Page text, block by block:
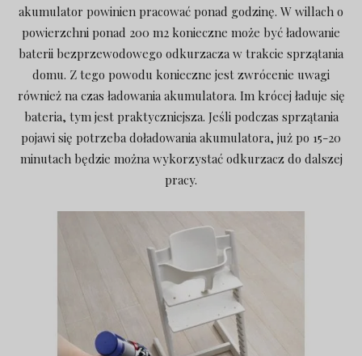
akumulator powinien pracować ponad godzinę. W willach o
powierzchni ponad 200 m2 konieczne może być ładowanie
baterii bezprzewodowego odkurzacza w trakcie sprzątania
domu. Z tego powodu konieczne jest zwrócenie uwagi
również na czas ładowania akumulatora. Im krócej ładuje się
bateria, tym jest praktyczniejsza. Jeśli podczas sprzątania
pojawi się potrzeba doładowania akumulatora, już po 15-20
minutach będzie można wykorzystać odkurzacz do dalszej
pracy.